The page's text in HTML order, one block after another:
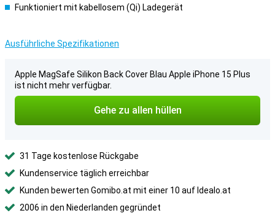
Funktioniert mit kabellosem (Qi) Ladegerät
Ausführliche Spezifikationen
Apple MagSafe Silikon Back Cover Blau Apple iPhone 15 Plus
ist nicht mehr verfügbar.
Gehe zu allen hüllen
31 Tage kostenlose Rückgabe
Kundenservice täglich erreichbar
Kunden bewerten Gomibo.at mit einer 10 auf Idealo.at
2006 in den Niederlanden gegründet